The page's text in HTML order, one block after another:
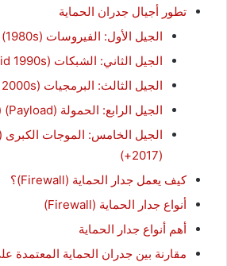
تطور أجيال جدران الحماية
الجيل الأول: الفيروسات (1980s)
الجيل الثاني: الشبكات (Mid 1990s)
الجيل الثالث: البرمجيات (Early 2000s)
الجيل الرابع: الحمولة (Payload) (2010+)
(2017+)
كيف يعمل جدار الحماية (Firewall)؟
أنواع جدار الحماية (Firewall)
أهم أنواع جدار الحماية
مقارنة بين جدران الحماية المعتمدة